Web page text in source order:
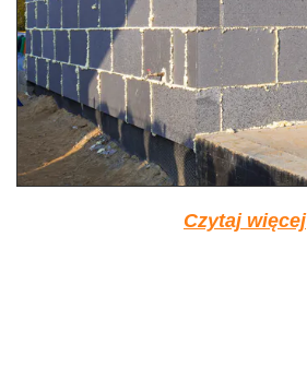
Czytaj więcej